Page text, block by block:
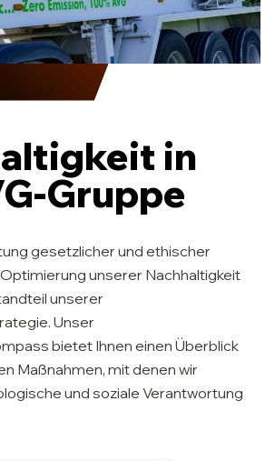
in
Gruppe
gesetzlicher und ethischer
unserer Nachhaltigkeit
unserer
Unser
bietet Ihnen einen Überblick
Maßnahmen, mit denen wir
und soziale Verantwortung